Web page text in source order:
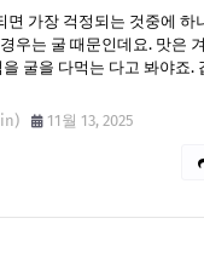
면 가장 걱정되는 것중에 하
우는 굴 때문인데요. 맛은
굴을 다먹는 다고 봐야죠.
11월 13, 2025